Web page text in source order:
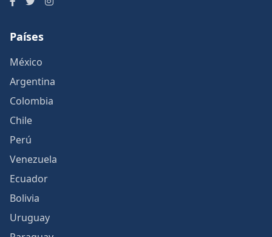
Países
México
Argentina
Colombia
Chile
Perú
Venezuela
Ecuador
Bolivia
Uruguay